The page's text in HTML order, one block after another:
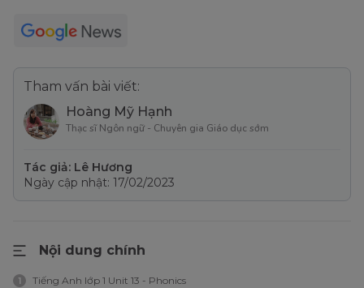
Tham vấn bài viết:
Hoàng Mỹ Hạnh
Thạc sĩ Ngôn ngữ - Chuyên gia Giáo dục sớm
Tác giả: Lê Hương
Ngày cập nhật: 17/02/2023
Nội dung chính
1 Tiếng Anh lớp 1 Unit 13 - Phonics